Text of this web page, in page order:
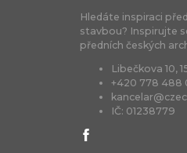
Hledáte inspiraci
stavbou? Inspirujte
předních českých
Libečkova 10,
+420 778 488
IČ: 01238779